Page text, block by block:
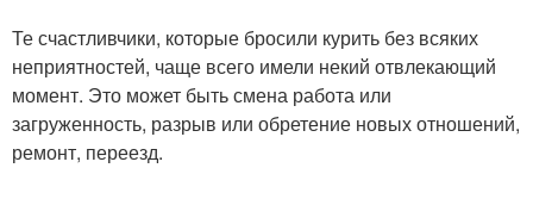
Те счастливчики, которые бросили курить без всяких
неприятностей, чаще всего имели некий отвлекающий
момент. Это может быть смена работа или
загруженность, разрыв или обретение новых отношений,
ремонт, переезд.